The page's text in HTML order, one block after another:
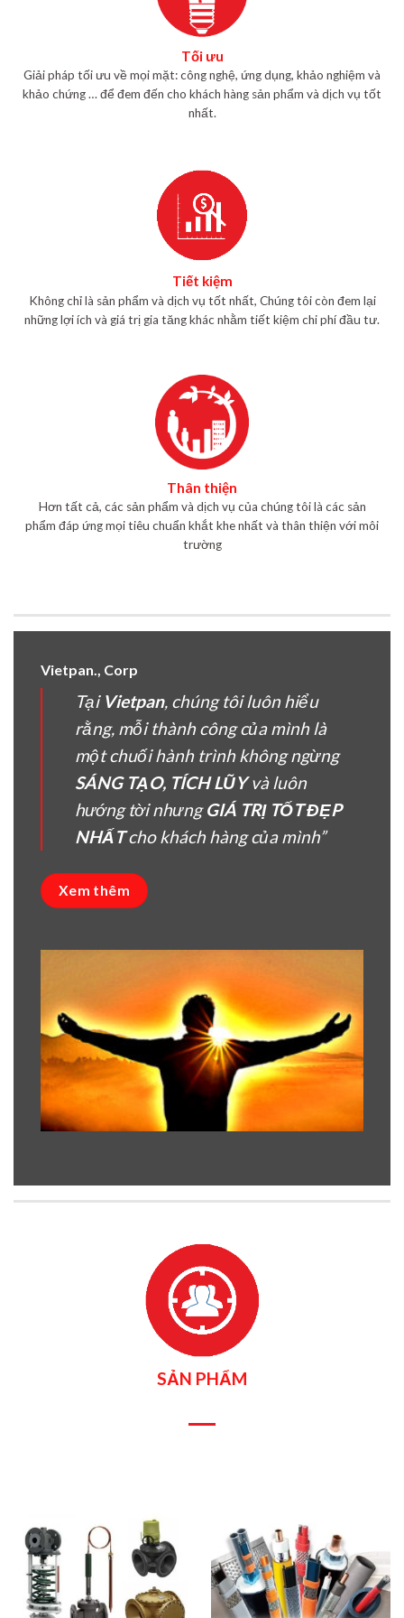
Tối ưu
Giải pháp tối ưu về mọi mặt: công nghệ, ứng dụng, khảo nghiệm và
khảo chứng … để đem đến cho khách hàng sản phẩm và dịch vụ tốt
nhất.
Tiết kiệm
Không chỉ là sản phẩm và dịch vụ tốt nhất, Chúng tôi còn đem lại
những lợi ích và giá trị gia tăng khác nhằm tiết kiệm chi phí đầu tư.
Thân thiện
Hơn tất cả, các sản phẩm và dịch vụ của chúng tôi là các sản
phẩm đáp ứng mọi tiêu chuẩn khắt khe nhất và thân thiện với môi
trường
Vietpan., Corp
Tại Vietpan, chúng tôi luôn hiểu
rằng, mỗi thành công của mình là
một chuối hành trình không ngừng
SÁNG TẠO, TÍCH LŨYvà luôn
hướng tời nhưngGIÁ TRỊ TỐT ĐẸP
NHẤTcho khách hàng của mình”
Xem thêm
SẢN PHẨM